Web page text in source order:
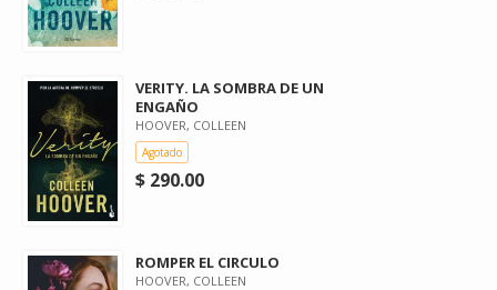
VERITY. LA SOMBRA DE UN
ENGAÑO
HOOVER, COLLEEN
Agotado
$ 290.00
ROMPER EL CIRCULO
HOOVER, COLLEEN